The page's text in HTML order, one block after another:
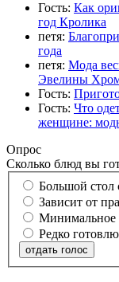
Гость: Как
год Кролика
петя:
года
петя: Мода
Эвелины
Гость:
Гость: Что
женщине:
Опрос
Сколько блюд вы
Большой стол
Зависит от
Минимальное
Редко
отдать голос